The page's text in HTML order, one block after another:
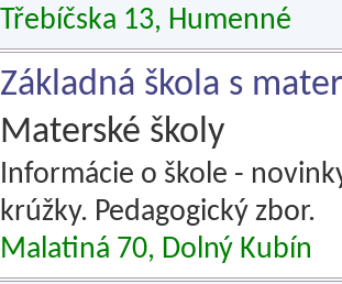
Třebíčska 13, Humenné
Základná škola s
Materské školy
Informácie o škole -
krúžky. Pedagogický zbor.
Malatiná 70, Dolný Kubín